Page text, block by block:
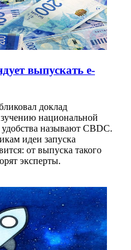
выпускать e-
доклад
национальной
называют CBDC.
идеи запуска
от выпуска такого
эксперты.